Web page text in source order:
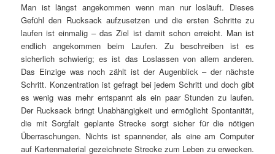
Man ist längst angekommen wenn man nur losläuft. Dieses
Gefühl den Rucksack aufzusetzen und die ersten Schritte zu
laufen ist einmalig – das Ziel ist damit schon erreicht. Man ist
endlich angekommen beim Laufen. Zu beschreiben ist es
sicherlich schwierig; es ist das Loslassen von allem anderen.
Das Einzige was noch zählt ist der Augenblick – der nächste
Schritt. Konzentration ist gefragt bei jedem Schritt und doch gibt
es wenig was mehr entspannt als ein paar Stunden zu laufen.
Der Rucksack bringt Unabhängigkeit und ermöglicht Spontanität,
die mit Sorgfalt geplante Strecke sorgt sicher für die nötigen
Überraschungen. Nichts ist spannender, als eine am Computer
auf Kartenmaterial gezeichnete Strecke zum Leben zu erwecken.